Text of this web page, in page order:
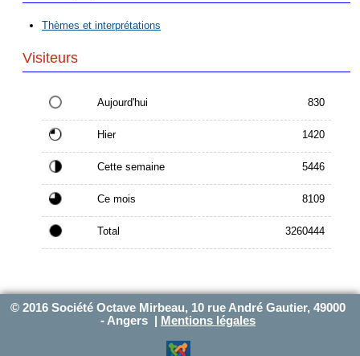
Thèmes et interprétations
Visiteurs
Aujourd'hui 830
Hier 1420
Cette semaine 5446
Ce mois 8109
Total 3260444
© 2016 Société Octave Mirbeau, 10 rue André Gautier, 49000
- Angers |
Mentions légales